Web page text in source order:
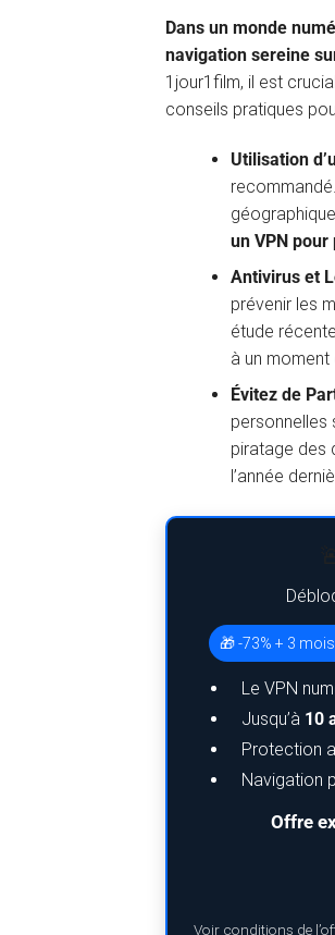
Dans un monde
navigation sereine
1jour1film, il est
conseils pratiques
Utilisation
un VPN
Antivirus et
prévenir les
étude
à un moment
Évitez de
personnelles
piratage des
l’année
🎁 -73% + 3
Le VPN
Jusqu’à 10
Protection
Navigation
Offre
Voir conditions de